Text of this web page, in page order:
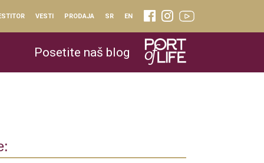
VESTI PRODAJA SR EN
Posetite naš blog